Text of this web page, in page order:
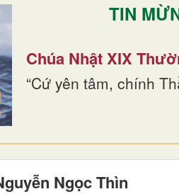
TIN
Chúa Nhật XIX
“Cứ yên tâm, chính
Ngọc Thìn